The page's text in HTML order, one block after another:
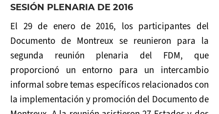
SESIÓN PLENARIA DE 2016
El 29 de enero de 2016, los participantes del
Documento de Montreux se reunieron para la
segunda reunión plenaria del FDM, que
proporcionó un entorno para un intercambio
informal sobre temas específicos relacionados con
la implementación y promoción del Documento de